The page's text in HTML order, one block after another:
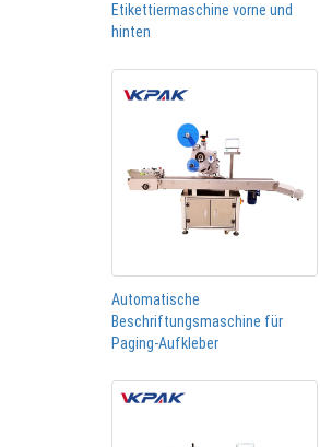
Etikettiermaschine vorne und
hinten
Automatische
Beschriftungsmaschine für
Paging-Aufkleber